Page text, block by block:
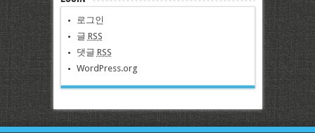
로그인
글 RSS
댓글 RSS
WordPress.org